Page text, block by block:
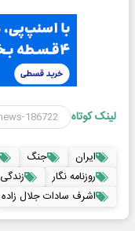
لینک کوتاه
ایران جنگ
روزنامه نگار
زندگی
اشرف سادات جلال زاده